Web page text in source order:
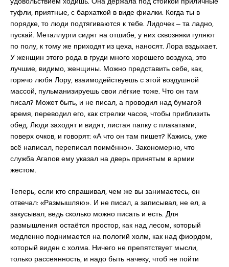
туфли, приятные, с бархаткой в виде фиалки. Когда ты в
порядке, то люди подтягиваются к тебе. Лидочек ‒ та ладно,
пускай. Металлурги сидят на отшибе, у них сквозняки гуляют
по полу, к тому же приходят из цеха, наносят. Лора вздыхает.
У женщин этого рода в груди много хорошего воздуха, это
лучшие, видимо, женщины. Можно представить себе, как,
горячо любя Лору, взаимодействуешь с этой воздушной
массой, пульманизируешь свои лёгкие тоже. Что он там
писал? Может быть, и не писал, а проводил над бумагой
время, переводил его, как стрелки часов, чтобы приблизить
обед. Люди заходят и видят, листая папку с плакатами,
поверх очков, и говорят: «А что он там пишет? Кажись, уже
всё написал, переписал поимённо». Закономерно, что
служба Агапов ему указал на дверь принятым в армии
жестом.
Теперь, если кто спрашивал, чем же вы занимаетесь, он
отвечал: «Размышляю». И не писал, а записывал, не ел, а
закусывал, ведь сколько можно писать и есть. Для
размышления остаётся простор, как над лесом, который
медленно поднимается на пологий холм, как над фиордом,
который виден с холма. Ничего не препятствует мысли,
только рассеянность, и надо быть начеку, чтоб не пойти